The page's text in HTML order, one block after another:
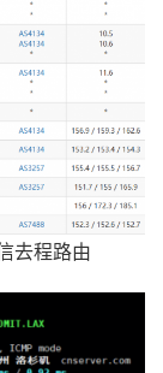
去程路由